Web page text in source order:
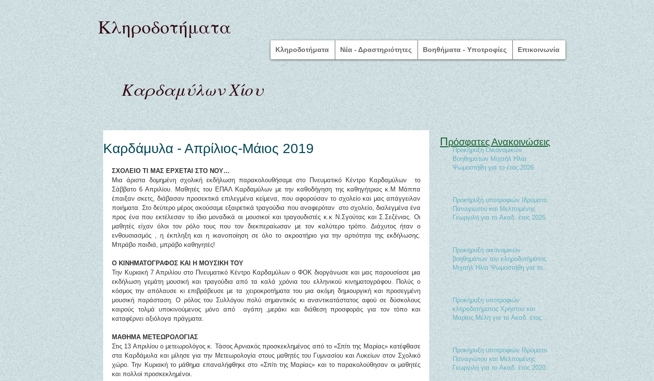
Κληροδoτήματα
Κληροδοτήματα Νέα - Δραστηριότητες Bοηθήματα - Υποτροφίες Επικοινωνία
Καρδαμύλων Χίου
Καρδάμυλα - Απρίλιος-Μάιος 2019
ΣΧΟΛΕΙΟ ΤΙ ΜΑΣ ΕΡΧΕΤΑΙ ΣΤΟ ΝΟΥ…
Μια άριστα δομημένη σχολική εκδήλωση παρακολουθήσαμε στο Πνευματικό Κέντρο Καρδαμύλων  το
Σάββατο 6 Απριλίου. Μαθητές του ΕΠΑΛ Καρδαμύλων με την καθοδήγηση της καθηγήτριας κ.Μ Μάππα
έπαιξαν σκετς, διάβασαν προσεκτικά επιλεγμένα κείμενα, που αφορούσαν το σχολείο και μας απάγγειλαν
ποιήματα. Στο δεύτερο μέρος ακούσαμε εξαιρετικά τραγούδια που αναφερόταν  στο σχολείο, διαλεγμένα ένα
προς ένα που εκτέλεσαν το ίδιο μοναδικά οι μουσικοί και τραγουδιστές κ.κ Ν.Σγούτας και Σ.Σεζένιας. Οι
μαθητές είχαν όλοι τον ρόλο τους που τον διεκπεραίωσαν με τον καλύτερο τρόπο. Διάχυτος ήταν ο
ενθουσιασμός , η έκπληξη και η ικανοποίηση σε όλο το ακροατήριο για την αρτιότητα της εκδήλωσης.
Μπράβο παιδιά, μπράβο καθηγητές!
Ο ΚΙΝΗΜΑΤΟΓΡΑΦΟΣ ΚΑΙ Η ΜΟΥΣΙΚΗ ΤΟΥ
Την Κυριακή 7 Απριλίου στο Πνευματικό Κέντρο Καρδαμύλων ο ΦΟΚ διοργάνωσε και μας παρουσίασε μια
εκδήλωση γεμάτη μουσική και τραγούδια από τα καλά χρόνια του ελληνικού κινηματογράφου. Πολύς ο
κόσμος την απόλαυσε κι επιβράβευσε με τα χειροκροτήματα του μια ακόμη δημιουργική και προσεγμένη
μουσική παράσταση. Ο ρόλος του Συλλόγου πολύ σημαντικός κι αναντικατάστατος αφού σε δύσκολους
καιρούς τολμά υποκινούμενος μόνο από  αγάπη ,μεράκι και διάθεση προσφοράς για τον τόπο και
καταφέρνει αξιόλογα πράγματα.
ΜΑΘΗΜΑ ΜΕΤΕΩΡΟΛΟΓΙΑΣ
Στις 13 Απριλίου ο μετεωρολόγος κ. Τάσος Αρνιακός προσκεκλημένος από το «Σπίτι της Μαρίας» κατέφθασε
στα Καρδάμυλα και μίλησε για την Μετεωρολογία στους μαθητές του Γυμνασίου και Λυκείων στον Σχολικό
χώρο. Την Κυριακή το μάθημα επαναλήφθηκε στο «Σπίτι της Μαρίας» και το παρακολούθησαν οι μαθητές
και πολλοί προσκεκλημένοι.
Πρόσφατες Ανακοινώσεις
Προκήρυξη Οικονομικών
Βοηθημάτων Μιχαήλ Ηλία
Ψωμοστήθη για το έτος 2026
Προκήρυξη υποτροφιών Ιδρύματος
Παναγιώτου και Μελπομένης
Γεωργιλή για το Ακαδ. έτος 2025-
Προκήρυξη οικονομικών
βοηθημάτων του κληροδοτήματος
Μιχαήλ Ηλία Ψωμοστήθη για το
Προκήρυξη υποτροφιών
κληροδοτήματος Χρήστου και
Μαρίας Μέλη για το Ακαδ. έτος
Προκήρυξη υποτροφιών Ιδρύματος
Παναγιώτου και Μελπομένης
Γεωργιλή για το Ακαδ. έτος 2020-